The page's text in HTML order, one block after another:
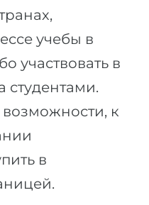
учебы в
участвовать в
к
в